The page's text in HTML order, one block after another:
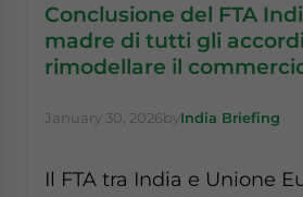
Conclusione del FTA
madre di tutti gli
rimodellare il
January 30, 2026byIndia Briefing
Il FTA tra India e Unione